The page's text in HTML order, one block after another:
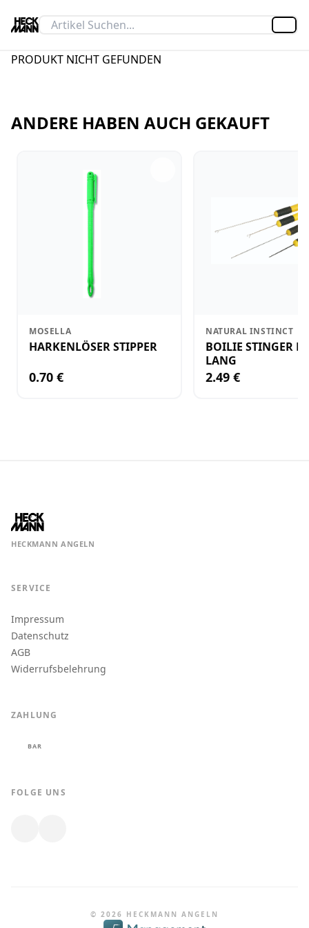
PRODUKT NICHT GEFUNDEN
ANDERE HABEN AUCH GEKAUFT
MOSELLA
HARKENLÖSER STIPPER
0.70 €
NATURAL INSTINCT
BOILIE STINGER
LANG
2.49 €
HECKMANN ANGELN
SERVICE
Impressum
Datenschutz
AGB
Widerrufsbelehrung
ZAHLUNG
BAR
FOLGE UNS
© 2026 HECKMANN ANGELN